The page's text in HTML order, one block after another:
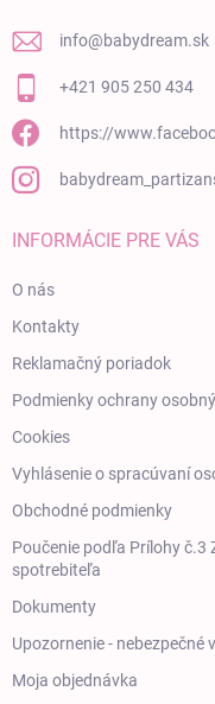
info@babydream.sk
+421 905 250 434
https://
INFORMÁCIE PRE VÁS
O nás
Kontakty
Reklamačný poriadok
Podmienky ochrany
Cookies
Vyhlásenie o spracúvaní
Obchodné podmienky
Poučenie podľa Prílohy
spotrebiteľa
Dokumenty
Upozornenie - nebezpečné
Moja objednávka